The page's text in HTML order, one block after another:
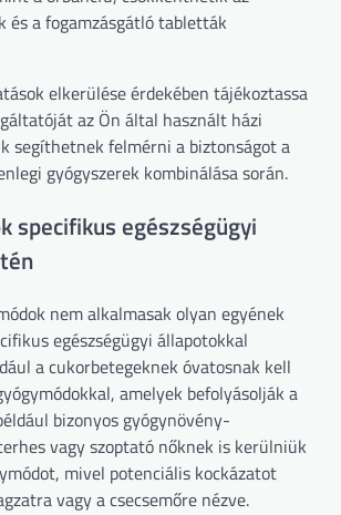
és a fogamzásgátló tabletták
elkerülése érdekében tájékoztassa
az Ön által használt házi
segíthetnek felmérni a biztonságot a
gyógyszerek kombinálása során.
specifikus egészségügyi
nem alkalmasak olyan egyének
egészségügyi állapotokkal
a cukorbetegeknek óvatosnak kell
amelyek befolyásolják a
bizonyos gyógynövény-
vagy szoptató nőknek is kerülniük
mivel potenciális kockázatot
vagy a csecsemőre nézve.